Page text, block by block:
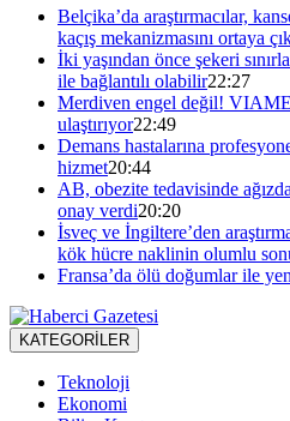
Belçika’da araştırmacılar,
kaçış mekanizmasını ortaya
İki yaşından önce şekeri
ile bağlantılı olabilir22:27
Merdiven engel değil!
ulaştırıyor22:49
Demans hastalarına
hizmet20:44
AB, obezite tedavisinde
onay verdi20:20
İsveç ve İngiltere’den
kök hücre naklinin olumlu
Fransa’da ölü doğumlar ile
KATEGORİLER
Teknoloji
Ekonomi